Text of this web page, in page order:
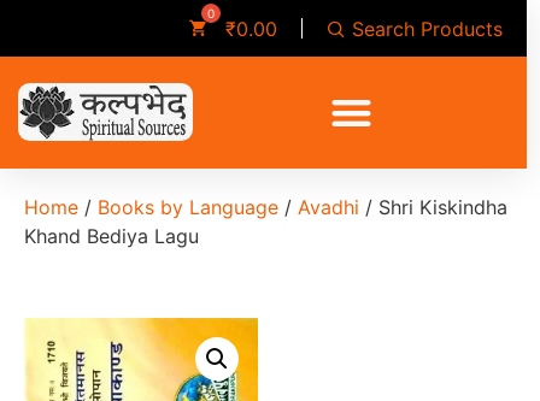
₹0.00 Search Products
Home / Books by Language / Avadhi / Shri Kiskindha
Khand Bediya Lagu